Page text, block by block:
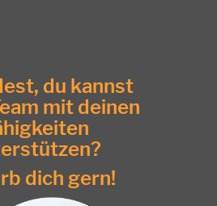
du kannst
mit deinen
dich gern!